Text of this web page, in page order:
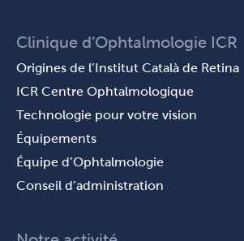
Clinique d’Ophtalmologie ICR
Origines de l’Institut Català de Retina
ICR Centre Ophtalmologique
Technologie pour votre vision
Équipements
Équipe d’Ophtalmologie
Conseil d’administration